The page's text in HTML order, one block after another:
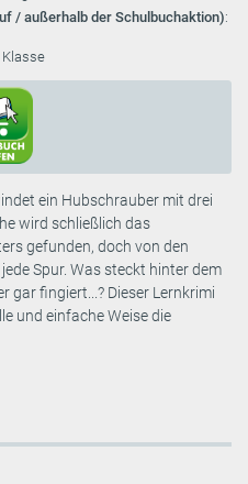
/ außerhalb der Schulbuchaktion):
Klasse
ein Hubschrauber mit drei
wird schließlich das
gefunden, doch von den
Spur. Was steckt hinter dem
gar fingiert...? Dieser Lernkrimi
und einfache Weise die